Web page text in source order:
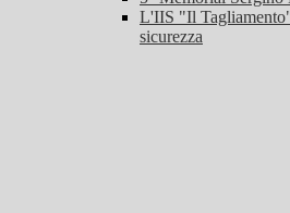
L'IIS "Il
sicurezza